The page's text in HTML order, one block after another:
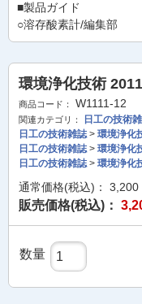
■製品ガイド
○溶存酸素計/編集部
環境浄化技術
商品コード： W1111-12
関連カテゴリ：
日工の技術
日工の技術雑誌> 環境浄化
日工の技術雑誌> 環境浄化
日工の技術雑誌> 環境浄化
通常価格(税込)： 3,200
販売価格(税込)：
数量